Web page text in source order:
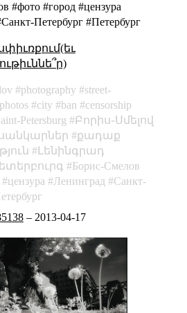
#фото #город #цензура
Петербург #Петербург
photography
street-
city ban
censorship
Petersburg
Բորիս֊Սմելով
քադաք
Լենինգրադ
Борис-Смелов
цензура Ленинград
Санкт-
– 2013-04-17